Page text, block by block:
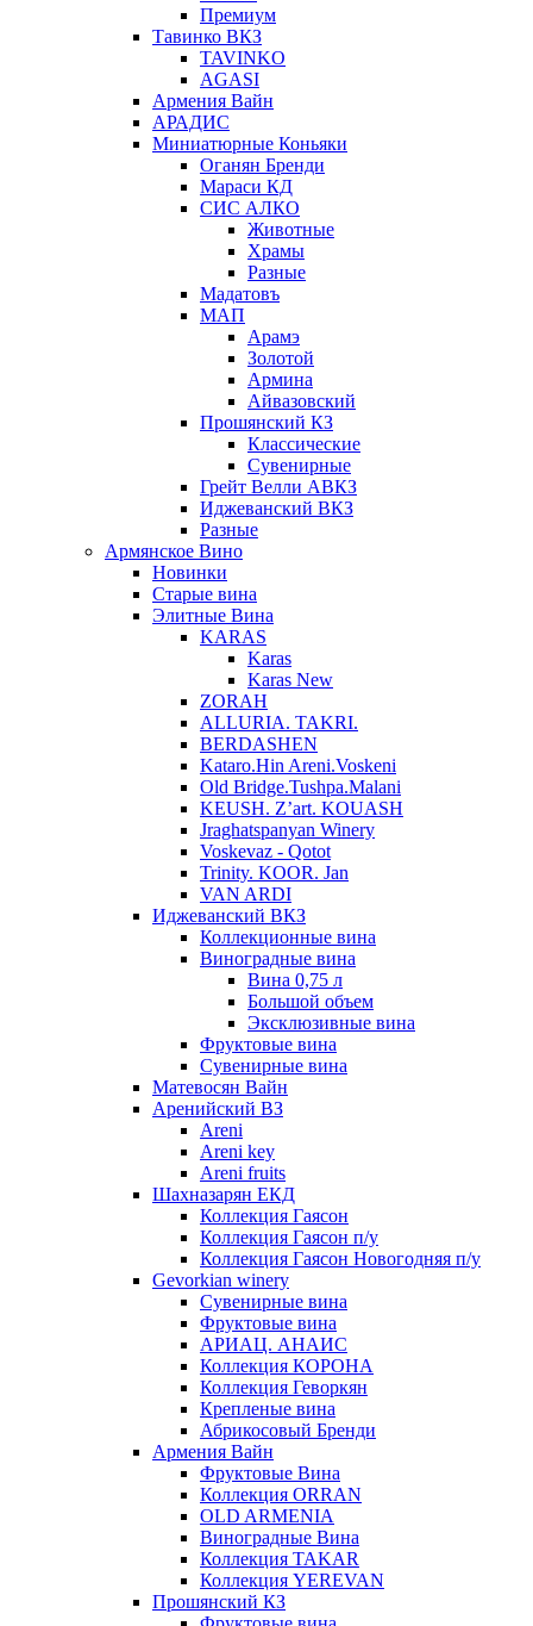
Премиум
Тавинко ВКЗ
TAVINKO
AGASI
Армения Вайн
АРАДИС
Миниатюрные Коньяки
Оганян Бренди
Мараси КД
СИС АЛКО
Животные
Храмы
Разные
Мадатовъ
МАП
Арамэ
Золотой
Армина
Айвазовский
Прошянский КЗ
Классические
Сувенирные
Грейт Велли АВКЗ
Иджеванский ВКЗ
Разные
Армянское Вино
Новинки
Старые вина
Элитные Вина
KARAS
Karas
Karas New
ZORAH
ALLURIA. TAKRI.
BERDASHEN
Kataro.Hin Areni.Voskeni
Old Bridge.Tushpa.Malani
KEUSH. Z’art. KOUASH
Jraghatspanyan Winery
Voskevaz - Qotot
Trinity. KOOR. Jan
VAN ARDI
Иджеванский ВКЗ
Коллекционные вина
Виноградные вина
Вина 0,75 л
Большой объем
Эксклюзивные вина
Фруктовые вина
Cувенирные вина
Матевосян Вайн
Аренийский ВЗ
Areni
Areni key
Areni fruits
Шахназарян ЕКД
Коллекция Гаясон
Коллекция Гаясон п/у
Коллекция Гаясон Новогодняя п/у
Gevorkian winery
Сувенирные вина
Фруктовые вина
АРИАЦ. АНАИС
Коллекция КОРОНА
Коллекция Геворкян
Крепленые вина
Абрикосовый Бренди
Армения Вайн
Фруктовые Вина
Коллекция ORRAN
OLD ARMENIA
Виноградные Вина
Коллекция TAKAR
Коллекция YEREVAN
Прошянский КЗ